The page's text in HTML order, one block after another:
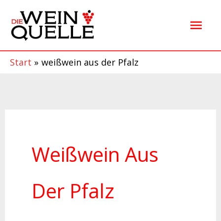
Inhalt
springen
Start weißwein aus der Pfalz
Weißwein Aus
Der Pfalz